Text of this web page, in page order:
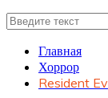
Главная
Хоррор
Resident